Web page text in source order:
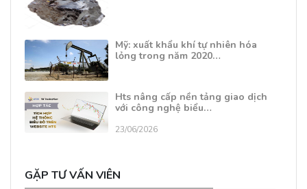
Mỹ: xuất khẩu khí tự nhiên hóa
lỏng trong năm 2020…
Hts nâng cấp nền tảng giao dịch
với công nghệ biểu…
23/06/2026
GẶP TƯ VẤN VIÊN